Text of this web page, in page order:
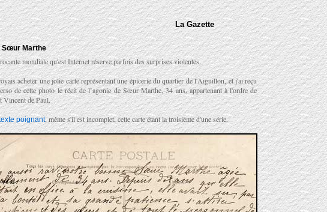
La Gazette
Sœur Marthe
mondiale qu'est Internet réserve parfois des surprises violentes.
acheter une jolie carte représentant une épicerie du quartier de l'Aiguillon, et j'ai reçu
de cette photo le récit de l’agonie de Sœur Marthe, 34 ans, appartenant à l'ordre de
Vincent de Paul.
poignant, même s'il est incomplet, cette carte étant la troisième d'une série.